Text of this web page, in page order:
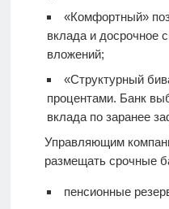
«Комфортный»
вклада и досрочное
вложений;
«Структурный
процентами. Банк
вклада по заранее
Управляющим
размещать срочные
пенсионные